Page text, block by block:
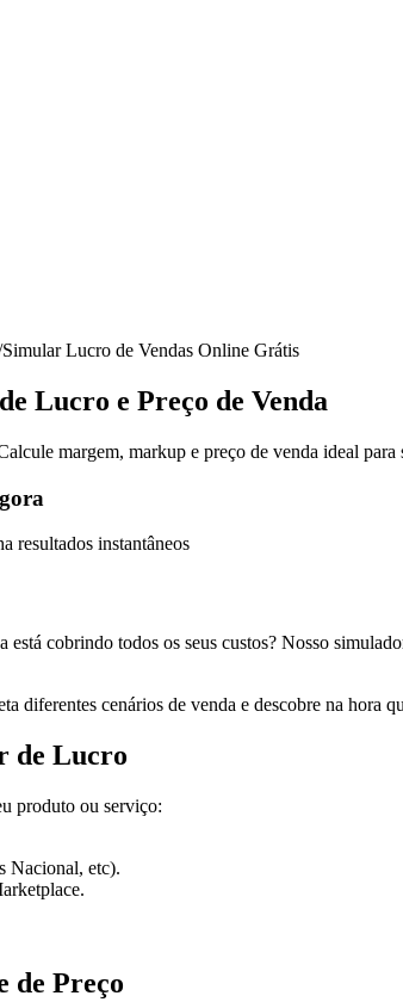
Simular Lucro de Vendas Online Grátis
Lucro e Preço de Venda
margem, markup e preço de venda ideal para
resultados instantâneos
está cobrindo todos os seus custos? Nosso
diferentes cenários de venda e descobre na hora
de Lucro
produto ou serviço:
Nacional, etc).
de Preço